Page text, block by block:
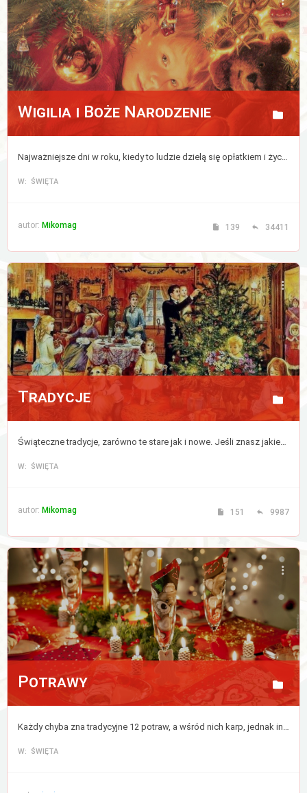
Aktywne
tematy
WIĘCEJ…
Wyszukiwanie
Wigilia i Boże Narodzenie
Najważniejsze dni w roku, kiedy to ludzie dzielą się opłatkiem i życzą sobie wszystkiego co najlepsze, a zwierzęta mówią ludzkim głosem.
W: ŚWIĘTA
autor: Mikomag 139 34411
Tradycje
Świąteczne tradycje, zarówno te stare jak i nowe. Jeśli znasz jakieś to podziel się nimi z nami. Nie dajmy tradycjom umrzeć!
W: ŚWIĘTA
autor: Mikomag 151 9987
Potrawy
Każdy chyba zna tradycyjne 12 potraw, a wśród nich karp, jednak inne potrawy różnią się w różnych domach. Tutaj śmiało możesz wymienić się przepisami na swój wymarzony zestaw 12 dań.
W: ŚWIĘTA